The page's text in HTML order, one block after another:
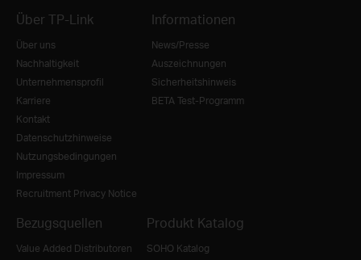
Über TP-Link
Über uns
Nachhaltigkeit
Unternehmensprofil
Karriere
Kontakt
Datenschutzhinweise
Nutzungsbedingungen
Impressum
Recruitment Privacy Notice
Informationen
News/Presse
Auszeichnungen
Sicherheitshinweis
BETA Test-Programm
Bezugsquellen
Value Added Distributoren
Produkt Katalog
SOHO Katalog